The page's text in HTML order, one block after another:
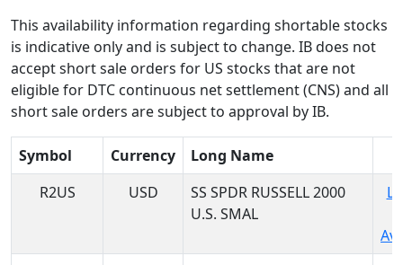
This availability information regarding shortable stocks
is indicative only and is subject to change. IB does not
accept short sale orders for US stocks that are not
eligible for DTC continuous net settlement (CNS) and all
short sale orders are subject to approval by IB.
Symbol Currency
Long Name
R2US
USD
SS SPDR RUSSELL 2000
U.S. SMAL